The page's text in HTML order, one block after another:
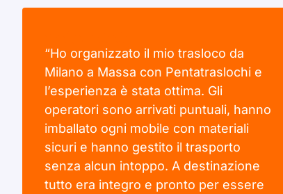
“Ho organizzato il mio trasloco da
Milano a Massa con Pentatraslochi e
l’esperienza è stata ottima. Gli
operatori sono arrivati puntuali, hanno
imballato ogni mobile con materiali
sicuri e hanno gestito il trasporto
senza alcun intoppo. A destinazione
tutto era integro e pronto per essere